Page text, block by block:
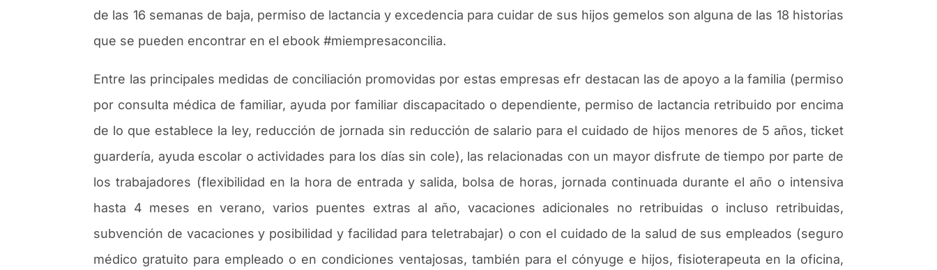
de las 16 semanas de baja, permiso de lactancia y excedencia para cuidar de sus hijos gemelos son alguna de las 18 historias
que se pueden encontrar en el ebook #miempresaconcilia.
Entre las principales medidas de conciliación promovidas por estas empresas efr destacan las de apoyo a la familia (permiso
por consulta médica de familiar, ayuda por familiar discapacitado o dependiente, permiso de lactancia retribuido por encima
de lo que establece la ley, reducción de jornada sin reducción de salario para el cuidado de hijos menores de 5 años, ticket
guardería, ayuda escolar o actividades para los días sin cole), las relacionadas con un mayor disfrute de tiempo por parte de
los trabajadores (flexibilidad en la hora de entrada y salida, bolsa de horas, jornada continuada durante el año o intensiva
hasta 4 meses en verano, varios puentes extras al año, vacaciones adicionales no retribuidas o incluso retribuidas,
subvención de vacaciones y posibilidad y facilidad para teletrabajar) o con el cuidado de la salud de sus empleados (seguro
médico gratuito para empleado o en condiciones ventajosas, también para el cónyuge e hijos, fisioterapeuta en la oficina,